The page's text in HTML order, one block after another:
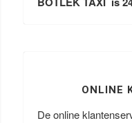
ONLINE
De online